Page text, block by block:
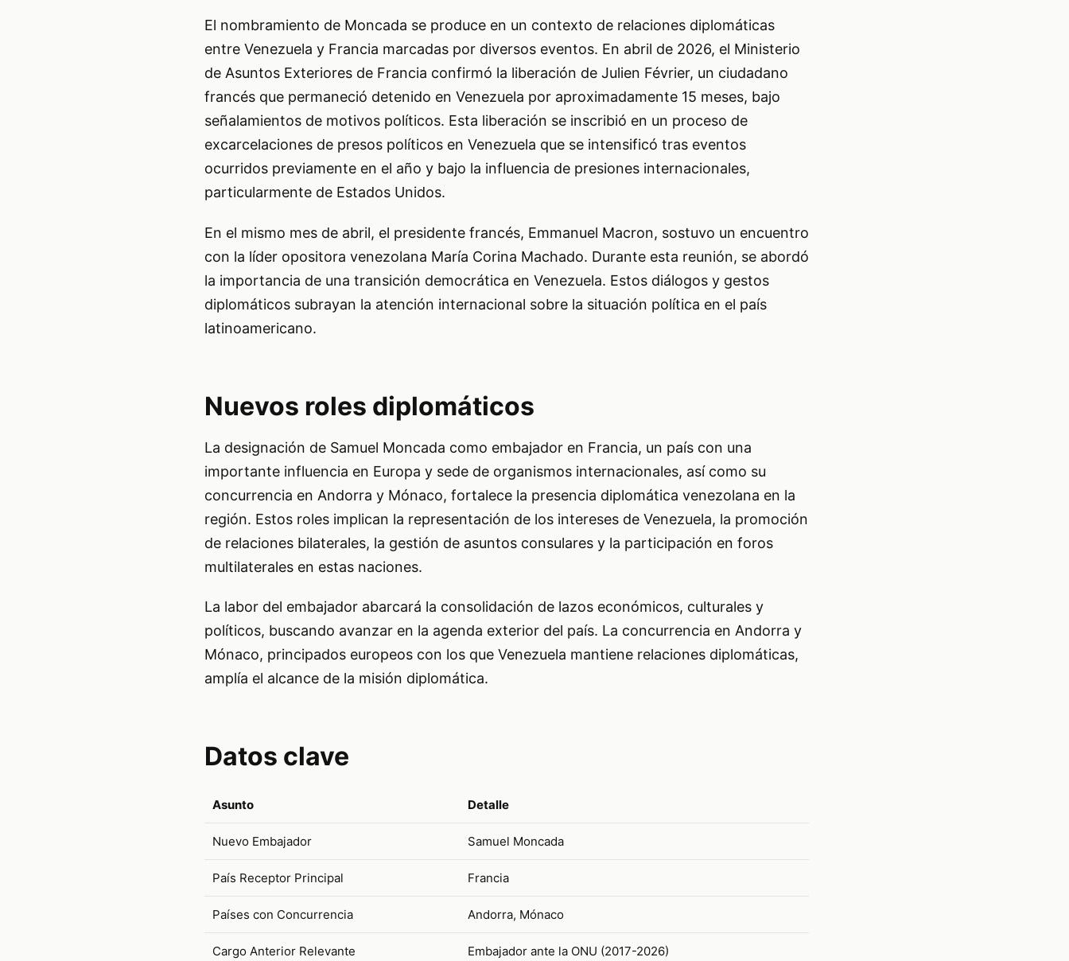
El nombramiento de Moncada se produce en un contexto de relaciones diplomáticas
entre Venezuela y Francia marcadas por diversos eventos. En abril de 2026, el Ministerio
de Asuntos Exteriores de Francia confirmó la liberación de Julien Février, un ciudadano
francés que permaneció detenido en Venezuela por aproximadamente 15 meses, bajo
señalamientos de motivos políticos. Esta liberación se inscribió en un proceso de
excarcelaciones de presos políticos en Venezuela que se intensificó tras eventos
ocurridos previamente en el año y bajo la influencia de presiones internacionales,
particularmente de Estados Unidos.
En el mismo mes de abril, el presidente francés, Emmanuel Macron, sostuvo un encuentro
con la líder opositora venezolana María Corina Machado. Durante esta reunión, se abordó
la importancia de una transición democrática en Venezuela. Estos diálogos y gestos
diplomáticos subrayan la atención internacional sobre la situación política en el país
latinoamericano.
Nuevos roles diplomáticos
La designación de Samuel Moncada como embajador en Francia, un país con una
importante influencia en Europa y sede de organismos internacionales, así como su
concurrencia en Andorra y Mónaco, fortalece la presencia diplomática venezolana en la
región. Estos roles implican la representación de los intereses de Venezuela, la promoción
de relaciones bilaterales, la gestión de asuntos consulares y la participación en foros
multilaterales en estas naciones.
La labor del embajador abarcará la consolidación de lazos económicos, culturales y
políticos, buscando avanzar en la agenda exterior del país. La concurrencia en Andorra y
Mónaco, principados europeos con los que Venezuela mantiene relaciones diplomáticas,
amplía el alcance de la misión diplomática.
Datos clave
Asunto Detalle
Nuevo Embajador Samuel Moncada
País Receptor Principal Francia
Países con Concurrencia Andorra, Mónaco
Cargo Anterior Relevante Embajador ante la ONU (2017-2026)